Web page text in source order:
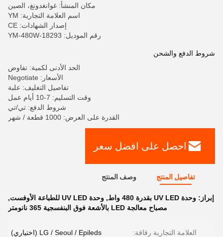
مكان المنشأ: غوانغدونغ، الصين
اسم العلامة التجارية: YM
إصدار الشهادات: CE
رقم الموديل: YM-480W-18293
شروط الدفع والشحن
الحد الأدنى لكمية: تفاوض
الأسعار: Negotiate
تفاصيل التغليف: علبة
وقت التسليم: 7-10 أيام عمل
شروط الدفع: تي/تي
القدرة على العرض: 1000 قطعة / شهر
احصل على افضل سعر
تفاصيل المنتج وصف المنتج
إبراز: وحدة UV LED بقدرة 480 واط , وحدة UV LED للطباعة الأوفست
,
مصباح معالجة LED بالأشعة فوق البنفسجية 365 نانومتر
العلامة التجارية رقاقة: LG / Seoul / Epileds (اختياري)